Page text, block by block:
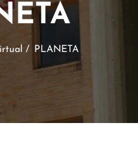
/ PLANETA